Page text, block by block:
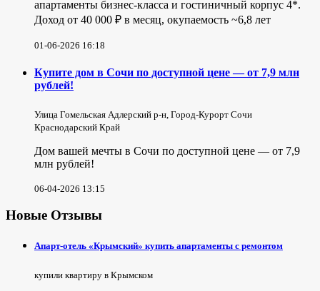
апартаменты бизнес-класса и гостиничный корпус 4*.
Доход от 40 000 ₽ в месяц, окупаемость ~6,8 лет
01-06-2026 16:18
Купите дом в Сочи по доступной цене — от 7,9 млн
рублей!
Улица Гомельская Адлерский р-н, Город-Курорт Сочи
Краснодарский Край
Дом вашей мечты в Сочи по доступной цене — от 7,9
млн рублей!
06-04-2026 13:15
Новые Отзывы
Апарт-отель «Крымский» купить апартаменты с ремонтом
купили квартиру в Крымском